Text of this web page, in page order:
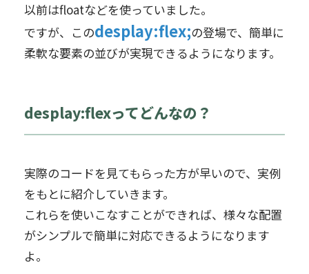
以前はfloatなどを使っていました。
ですが、このdesplay:flex;の登場で、簡単に
柔軟な要素の並びが実現できるようになります。
desplay:flexってどんなの？
実際のコードを見てもらった方が早いので、実例
をもとに紹介していきます。
これらを使いこなすことができれば、様々な配置
がシンプルで簡単に対応できるようになります
よ。